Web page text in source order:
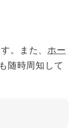
。また、 ホー
随時周知して